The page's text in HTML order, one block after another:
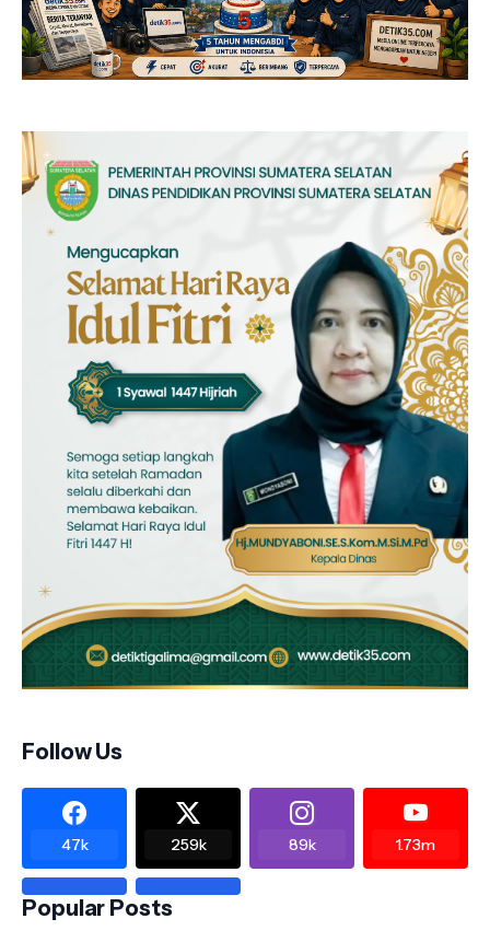
Follow Us
47k 259k 89k 1.73m
Popular Posts